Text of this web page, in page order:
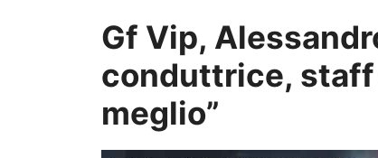
Gf Vip,
conduttrice, staff
meglio”